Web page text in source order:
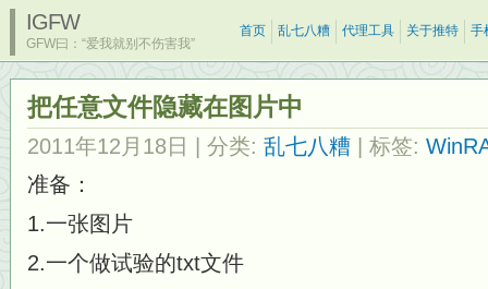
IGFW
GFW曰：“爱我就别不伤害我”
首页 乱七八糟 代理工具 关于推特 手
把任意文件隐藏在图片中
2011年12月18日 | 分类: 乱七八糟 | 标签:
准备：
1.一张图片
2.一个做试验的txt文件